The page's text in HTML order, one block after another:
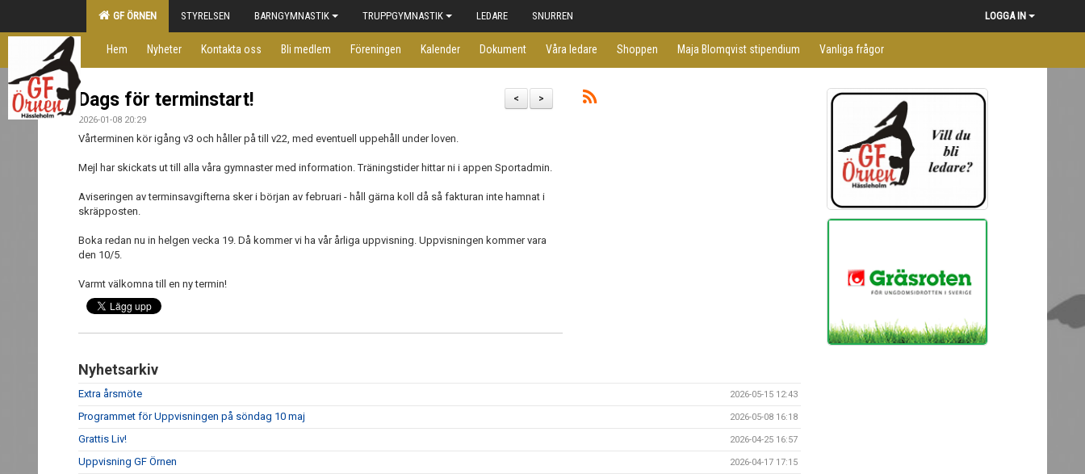
GF ÖRNEN STYRELSEN BARNGYMNASTIK TRUPPGYMNASTIK LEDARE SNURREN LOGGA IN
Hem Nyheter Kontakta oss Bli medlem Föreningen Kalender Dokument Våra ledare Shoppen Maja Blomqvist stipendium Vanliga frågor
>
<
Dags för terminstart!
2026-01-08 20:29
Vårterminen kör igång v3 och håller på till v22, med eventuell uppehåll under loven.
Mejl har skickats ut till alla våra gymnaster med information. Träningstider hittar ni i appen Sportadmin.
Aviseringen av terminsavgifterna sker i början av februari - håll gärna koll då så fakturan inte hamnat i
skräpposten.
Boka redan nu in helgen vecka 19. Då kommer vi ha vår årliga uppvisning. Uppvisningen kommer vara
den 10/5.
Varmt välkomna till en ny termin!
Nyhetsarkiv
Extra årsmöte 2026-05-15 12:43
Programmet för Uppvisningen på söndag 10 maj 2026-05-08 16:18
Grattis Liv! 2026-04-25 16:57
Uppvisning GF Örnen 2026-04-17 17:15